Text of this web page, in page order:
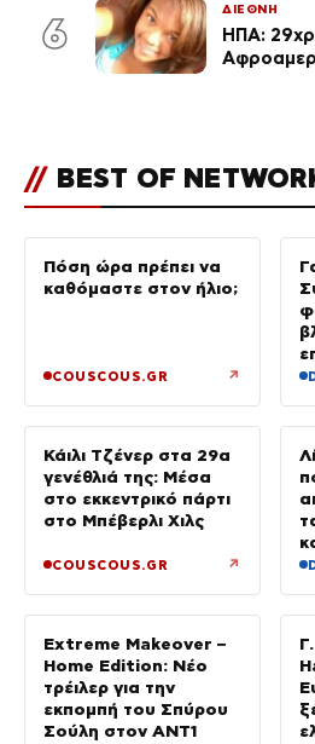
6
ΔΙΕΘΝΗ
ΗΠΑ:
// BEST OF
Πόση ώρα πρέπει να
καθόμαστε στον ήλιο;
COUSCOUS.GR ↗
Κάιλι Τζένερ στα 29α
γενέθλιά της: Μέσα
στο εκκεντρικό πάρτι
στο Μπέβερλι Χιλς
COUSCOUS.GR ↗
Extreme Makeover –
Home Edition: Νέο
τρέιλερ για την
εκπομπή του Σπύρου
Σούλη στον ANT1